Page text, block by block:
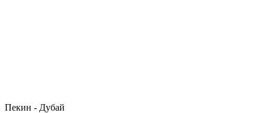
Пекин - Дубай